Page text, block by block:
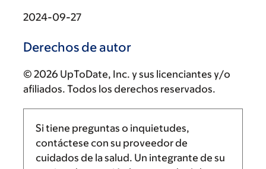
2024-09-27
Derechos de autor
© 2026 UpToDate, Inc. y sus licenciantes y/o
afiliados. Todos los derechos reservados.
Si tiene preguntas o inquietudes,
contáctese con su proveedor de
cuidados de la salud. Un integrante de su